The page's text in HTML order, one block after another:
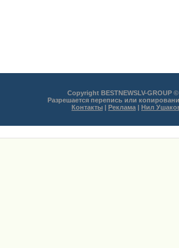
Copyright BESTNEWSLV-GROUP
Разрешается перепись или
Контакты | Реклама | Нил